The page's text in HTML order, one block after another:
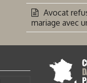
Avocat
mariage avec